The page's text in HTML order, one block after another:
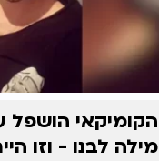
הקומיקאי הושפל
מילה לבנו - וזו